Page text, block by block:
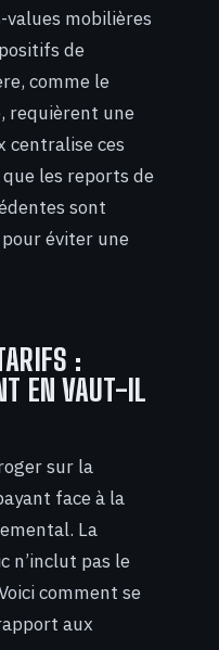
values mobilières
de
comme le
requièrent une
centralise ces
les reports de
sont
éviter une
:
EN VAUT-IL
sur la
face à la
La
n’inclut pas le
comment se
aux